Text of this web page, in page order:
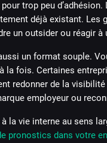
trop peu
déjà existant. Les
un outsider ou réagir
un format souple.
la fois. Certaines
redonner de la
employeur ou
la vie interne au sens
pronostics dans votre